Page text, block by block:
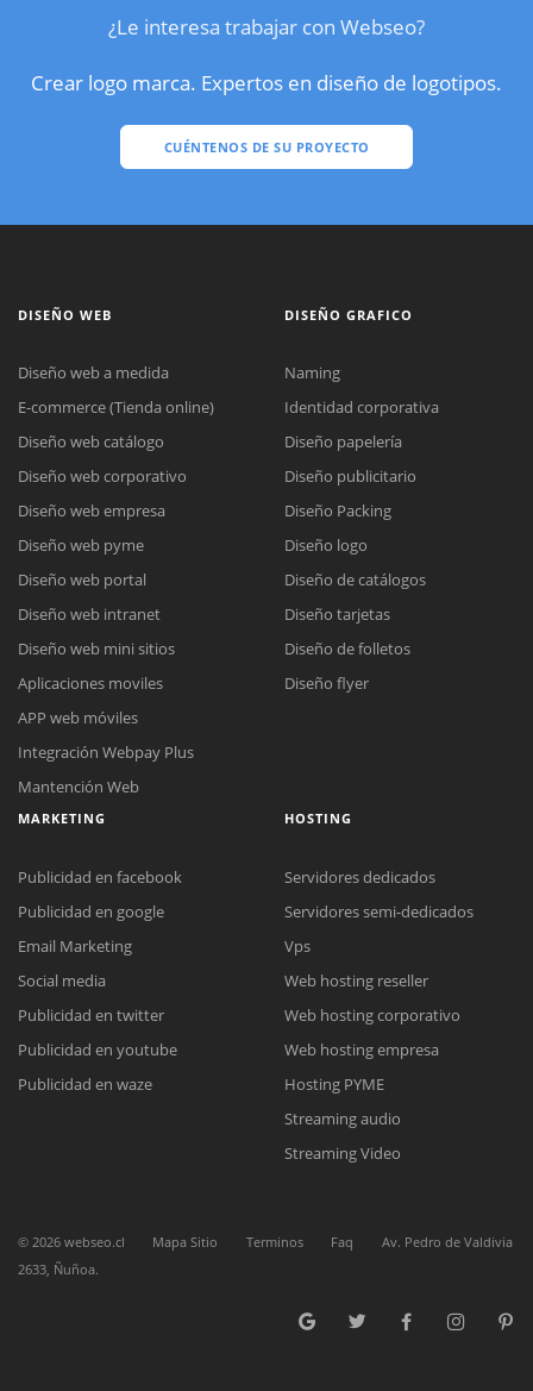
¿Le interesa trabajar con Webseo?
Crear logo marca. Expertos en diseño de logotipos.
CUÉNTENOS DE SU PROYECTO
Reunión online
Nuestros ejecutivos le enviarán un correo electrónico con el enlace a
Cotización
Complete el formulario y nos contactaremos a la brevedad.
Chat Online
Todos nuestros ejecutivos están fuera de línea. Complete el formulario
para enviarnos un correo electrónico con sus datos personales.
DISEÑO WEB
Diseño web a medida
E-commerce (Tienda online)
Diseño web catálogo
Diseño web corporativo
Diseño web empresa
Diseño web pyme
Diseño web portal
Diseño web intranet
Diseño web mini sitios
Aplicaciones moviles
APP web móviles
Integración Webpay Plus
Mantención Web
DISEÑO GRAFICO
Naming
Identidad corporativa
Diseño papelería
Diseño publicitario
Diseño Packing
Diseño logo
Diseño de catálogos
Diseño tarjetas
Diseño de folletos
Diseño flyer
MARKETING
Publicidad en facebook
Publicidad en google
Email Marketing
Social media
Publicidad en twitter
Publicidad en youtube
Publicidad en waze
HOSTING
Servidores dedicados
Servidores semi-dedicados
Vps
Web hosting reseller
Web hosting corporativo
Web hosting empresa
Hosting PYME
Streaming audio
Streaming Video
© 2026 webseo.cl Mapa Sitio Terminos Faq
Av. Pedro de Valdivia
2633, Ñuñoa.